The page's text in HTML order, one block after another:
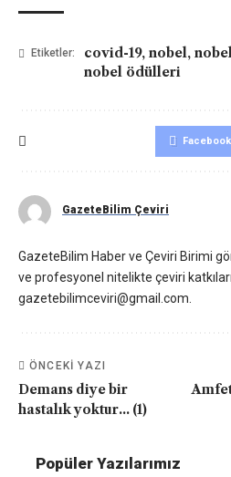
Etiketler: covid-19, nobel,
nobel ödülleri
Facebook
GazeteBilim Çeviri
GazeteBilim Haber ve Çeviri Birimi
ve profesyonel nitelikte çeviri
gazetebilimceviri@gmail.com.
ÖNCEKI YAZI
Demans diye bir
hastalık yoktur… (1)
Popüler Yazılarımız